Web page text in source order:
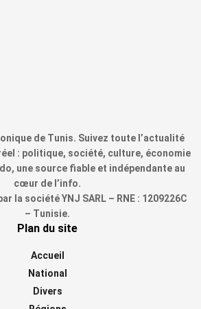
de Tunis. Suivez toute l’actualité
: politique, société, culture, économie
une source fiable et indépendante au
cœur de l’info.
la société YNJ SARL – RNE : 1209226C
– Tunisie.
Plan du site
Accueil
National
Divers